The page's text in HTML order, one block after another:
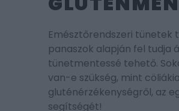
Emésztőrendszeri tünetek
panaszok alapján fel tudja
tünetmentessé tehető.
van-e szükség, mint
gluténérzékenységről, az
segítségét!